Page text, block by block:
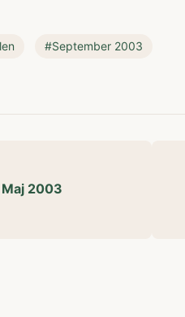
#September 2003
2003